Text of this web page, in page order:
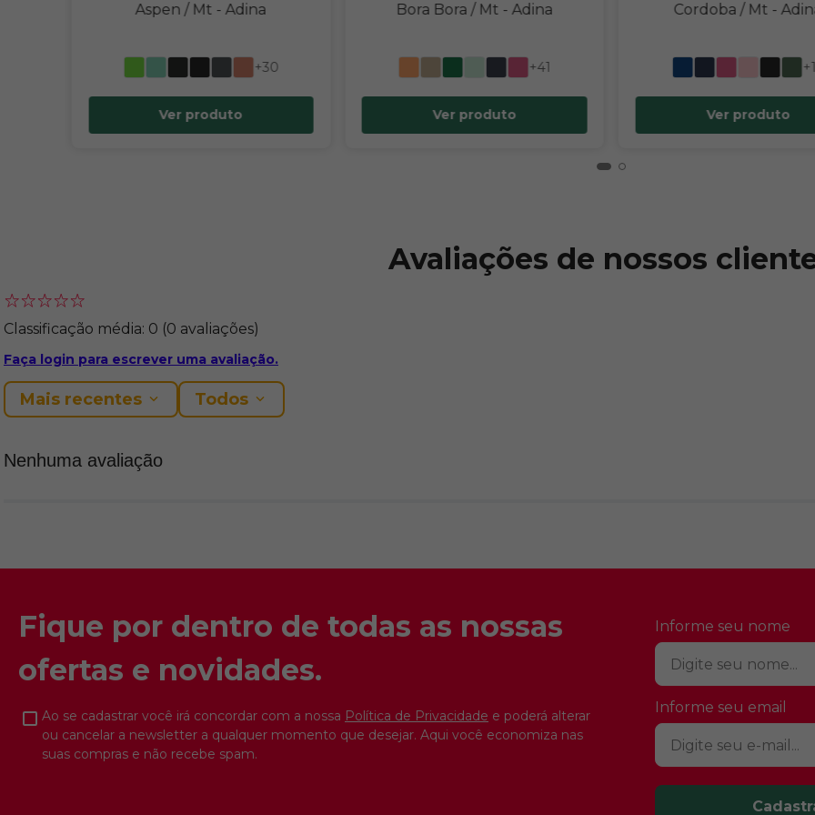
Aspen / Mt - Adina
+30
Ver produto
Bora Bora / Mt - Adina
+41
Ver produto
Cordoba / Mt -
Ver produto
Avaliações de nossos
Classificação média: 0 (0 avaliações)
Faça login para escrever uma avaliação.
Mais recentes Todos
Nenhuma avaliação
Fique por dentro de todas as nossas
ofertas e novidades.
Ao se cadastrar você irá concordar com a nossa Política de Privacidade e poderá alterar
ou cancelar a newsletter a qualquer momento que desejar. Aqui você economiza nas
suas compras e não recebe spam.
Informe seu nome
Informe seu email